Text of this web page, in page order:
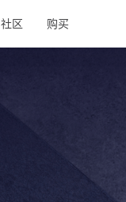
社区 购买